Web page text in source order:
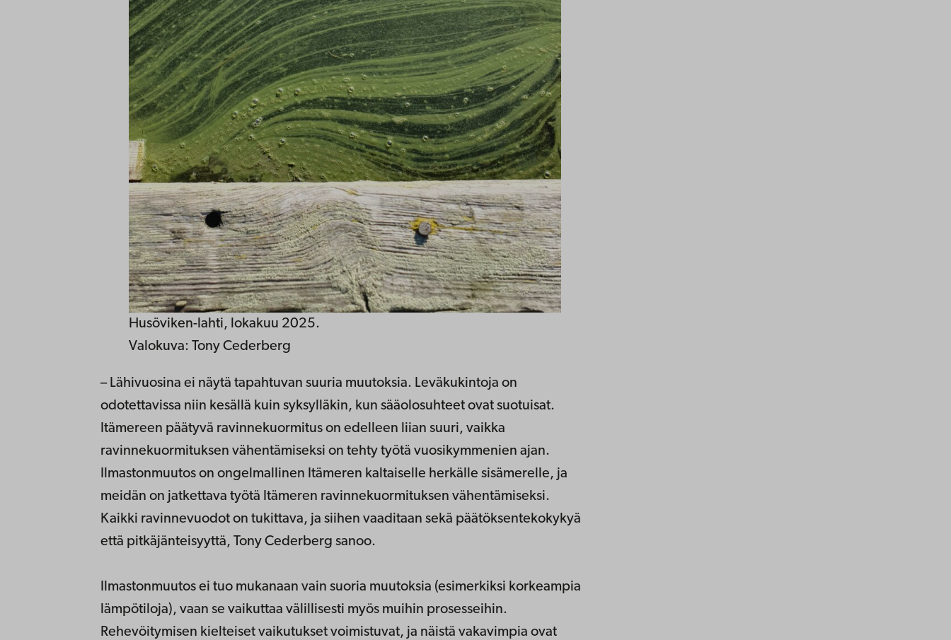
Husöviken-lahti, lokakuu 2025.
Valokuva: Tony Cederberg
– Lähivuosina ei näytä tapahtuvan suuria muutoksia. Leväkukintoja on
odotettavissa niin kesällä kuin syksylläkin, kun sääolosuhteet ovat suotuisat.
Itämereen päätyvä ravinnekuormitus on edelleen liian suuri, vaikka
ravinnekuormituksen vähentämiseksi on tehty työtä vuosikymmenien ajan.
Ilmastonmuutos on ongelmallinen Itämeren kaltaiselle herkälle sisämerelle, ja
meidän on jatkettava työtä Itämeren ravinnekuormituksen vähentämiseksi.
Kaikki ravinnevuodot on tukittava, ja siihen vaaditaan sekä päätöksentekokykyä
että pitkäjänteisyyttä, Tony Cederberg sanoo.
Ilmastonmuutos ei tuo mukanaan vain suoria muutoksia (esimerkiksi korkeampia
lämpötiloja), vaan se vaikuttaa välillisesti myös muihin prosesseihin.
Rehevöitymisen kielteiset vaikutukset voimistuvat, ja näistä vakavimpia ovat